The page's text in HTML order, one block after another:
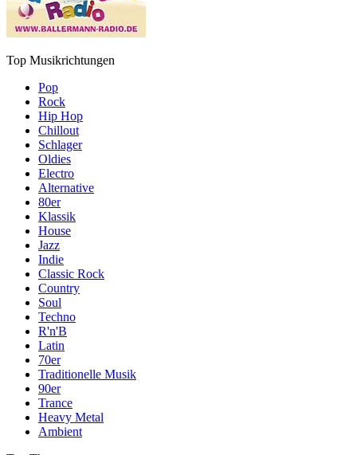
Top Musikrichtungen
Pop
Rock
Hip Hop
Chillout
Schlager
Oldies
Electro
Alternative
80er
Klassik
House
Jazz
Indie
Classic Rock
Country
Soul
Techno
R'n'B
Latin
70er
Traditionelle Musik
90er
Trance
Heavy Metal
Ambient